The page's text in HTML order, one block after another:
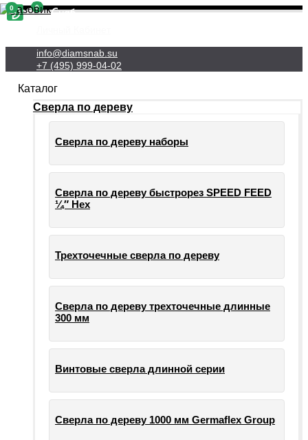
info@diamsnab.su
+7 (495) 999-04-02
0
Каталог
Сверла по дереву
Сверла по дереву наборы
Сверла по дереву быстрорез SPEED FEED
¼″ Hex
Трехточечные сверла по дереву
Сверла по дереву трехточечные длинные
300 мм
Винтовые сверла длинной серии
Сверла по дереву 1000 мм Germaflex Group
0